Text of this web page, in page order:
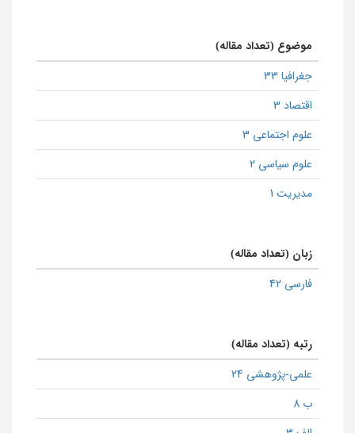
موضوع (تعداد مقاله)
جغرافیا 33
اقتصاد 3
علوم اجتماعی 3
علوم سیاسی 2
مدیریت 1
زبان (تعداد مقاله)
فارسی 42
رتبه (تعداد مقاله)
علمی-پژوهشی 24
ب 8